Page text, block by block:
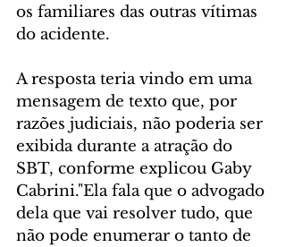
os familiares das outras vítimas
do acidente.
A resposta teria vindo em uma
mensagem de texto que, por
razões judiciais, não poderia ser
exibida durante a atração do
SBT, conforme explicou Gaby
Cabrini."Ela fala que o advogado
dela que vai resolver tudo, que
não pode enumerar o tanto de